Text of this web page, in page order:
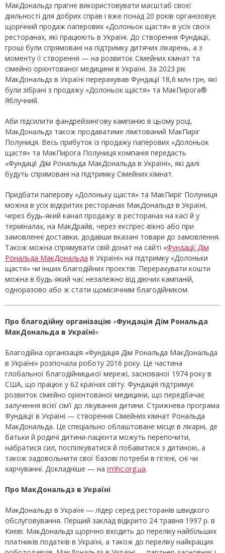
МакДональдз прагне використовувати масштаб своєї
діяльності для добрих справ і вже понад 20 років організовує
щорічний продаж паперових «Долоньок щастя» в усіх своїх
ресторанах, які працюють в Україні. До створення Фундації,
гроші були спрямовані на підтримку дитячих лікарень, а з
моменту її створення — на розвиток Сімейних кімнат та
сімейно орієнтованої медицини в Україні. За 2023 рік
МакДональдз в Україні перерахував Фундації 18,6 млн грн, які
були зібрані з продажу «Долоньок щастя» та МакПирога®
Яблучний.
Аби підсилити фандрейзингову кампанію в цьому році,
МакДональдз також продаватиме лімітований МакПиріг
Полуниця. Весь прибуток із продажу паперових «Долоньок
щастя» та МакПирога Полуниця компанія передасть
«Фундації Дім Рональда МакДональда в Україні», які далі
будуть спрямовані на підтримку Сімейних кімнат.
Придбати паперову «Долоньку щастя» та МакПиріг Полуниця
можна в усіх відкритих ресторанах МакДональдз в Україні,
через будь-який канал продажу: в ресторанах на касі й у
терміналах, на МакДрайв, через експрес-вікно або при
замовленні доставки, додавши вказані товари до замовлення.
Також можна спрямувати свій донат на сайті «Фундації Дім
Рональда МакДональда в Україні» на підтримку «Долоньки
щастя» чи інших благодійних проєктів. Перерахувати кошти
можна в будь-який час незалежно від діючих кампаній,
одноразово або ж стати щомісячним благодійником.
Про благодійну організацію «Фундація Дім Рональда
МакДональда в Україні»
Благодійна організація «Фундація Дім Рональда МакДональда
в Україні» розпочала роботу 2016 року. Це частина
глобальної благодійницької мережі, заснованої 1974 року в
США, що працює у 62 країнах світу. Фундація підтримує
розвиток сімейно орієнтованої медицини, що передбачає
залучення всієї сім’ї до лікування дитини. Стрижнева програма
Фундації в Україні — створення Сімейних кімнат Рональда
МакДональда. Це спеціально облаштоване місце в лікарні, де
батьки й родичі дитини-пацієнта можуть перепочити,
набратися сил, поспілкуватися й побавитися з дитиною, а
також задовольнити свої базові потреби в гігієні, сні чи
харчуванні. Докладніше — на rmhc.org.ua.
Про МакДональдз в Україні
МакДональдз в Україні — лідер серед ресторанів швидкого
обслуговування. Перший заклад відкрито 24 травня 1997 р. в
Києві. МакДональдз щорічно входить до переліку найбільших
платників податків в Україні, а також до переліку найкращих